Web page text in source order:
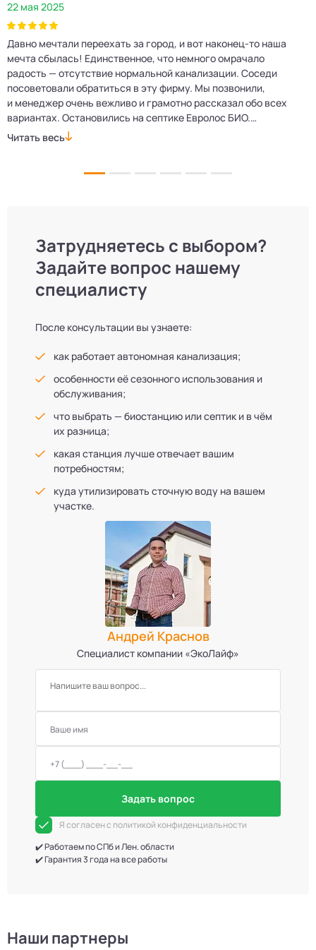
22 мая 2025
Давно мечтали переехать за город, и вот наконец‑то наша
мечта сбылась! Единственное, что немного омрачало
радость — отсутствие нормальной канализации. Соседи
посоветовали обратиться в эту фирму. Мы позвонили,
и менеджер очень вежливо и грамотно рассказал обо всех
вариантах. Остановились на септике Евролос БИО.
Монтажники приехали вовремя, установили всё быстро
Читать весь
Затрудняетесь с выбором?
Задайте вопрос нашему
специалисту
После консультации вы узнаете:
как работает автономная канализация;
особенности её сезонного использования и
обслуживания;
что выбрать — биостанцию или септик и в чём
их разница;
какая станция лучше отвечает вашим
потребностям;
куда утилизировать сточную воду на вашем
участке.
Андрей Краснов
Специалист компании «ЭкоЛайф»
Задать вопрос
Я согласен с политикой конфиденциальности
✔️ Работаем по СПб и Лен. области
✔️ Гарантия 3 года на все работы
Наши партнеры